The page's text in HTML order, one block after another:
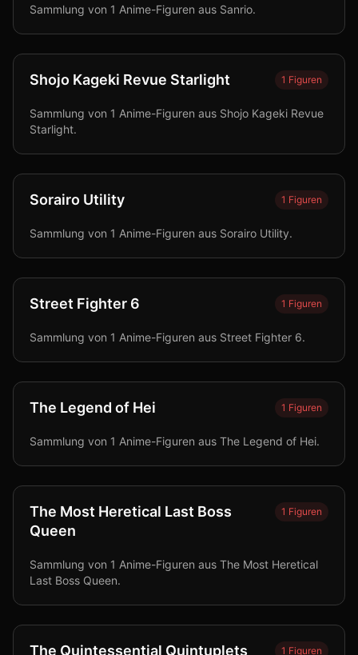
Sammlung von 1 Anime-Figuren aus Sanrio.
Shojo Kageki Revue Starlight 1 Figuren
Sammlung von 1 Anime-Figuren aus Shojo Kageki Revue
Starlight.
Sorairo Utility 1 Figuren
Sammlung von 1 Anime-Figuren aus Sorairo Utility.
Street Fighter 6 1 Figuren
Sammlung von 1 Anime-Figuren aus Street Fighter 6.
The Legend of Hei 1 Figuren
Sammlung von 1 Anime-Figuren aus The Legend of Hei.
The Most Heretical Last Boss
Queen
1 Figuren
Sammlung von 1 Anime-Figuren aus The Most Heretical
Last Boss Queen.
The Quintessential Quintuplets 1 Figuren